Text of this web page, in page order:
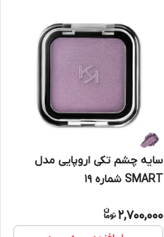
سایه چشم تکی اروپایی مدل
SMART شماره 19
2,700,000